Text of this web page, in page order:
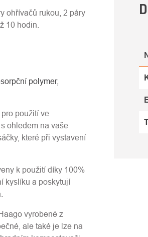
ohřívačů rukou, 2 páry
10 hodin.
polymer,
použití ve
ohledem na vaše
které při vystavení
k použití díky 100%
kyslíku a poskytují
vyrobené z
ale také je lze na